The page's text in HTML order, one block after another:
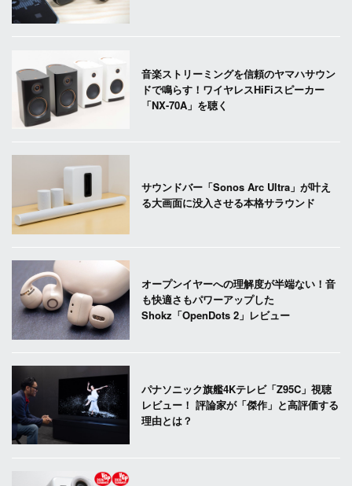
音楽ストリーミングを信頼のヤマハサウン
ドで鳴らす！ワイヤレスHiFiスピーカー
「NX-70A」を聴く
サウンドバー「Sonos Arc Ultra」が叶え
る大画面に没入させる本格サラウンド
オープンイヤーへの理解度が半端ない！音
も快適さもパワーアップした
Shokz「OpenDots 2」レビュー
パナソニック旗艦4Kテレビ「Z95C」視聴
レビュー！ 評論家が「傑作」と高評価する
理由とは？